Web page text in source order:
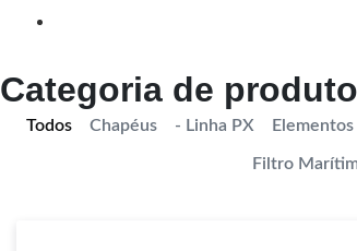
Categoria de
Chapéus - Linha PX
Filtro
Todos